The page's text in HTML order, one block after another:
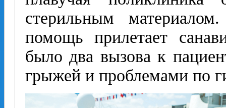
стерильным
помощь прилетает
было два вызова к
грыжей и проблемами по